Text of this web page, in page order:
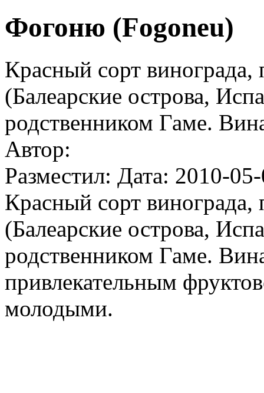
Фогоню (Fogoneu)
Красный сорт
(Балеарские острова,
родственником Гаме.
Автор:
Разместил: Дата: 2010-
Красный сорт
(Балеарские острова,
родственником Гаме.
привлекательным
молодыми.